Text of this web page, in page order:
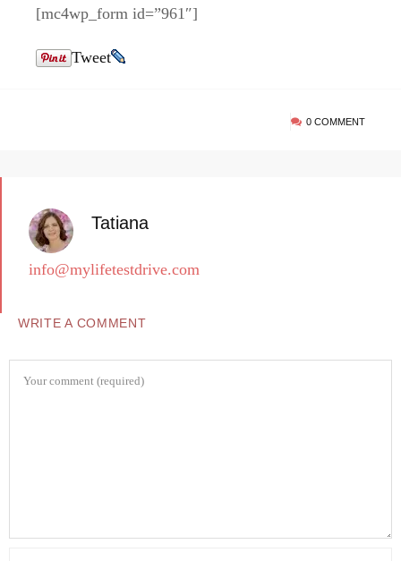
[mc4wp_form id=”961″]
Tweet
0 COMMENT
Tatiana
info@mylifetestdrive.com
WRITE A COMMENT